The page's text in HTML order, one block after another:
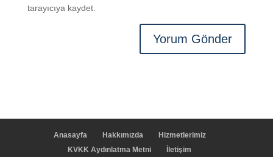
tarayıcıya kaydet.
Anasayfa Hakkımızda
Hizmetlerimiz
KVKK Aydınlatma Metni
İletişim